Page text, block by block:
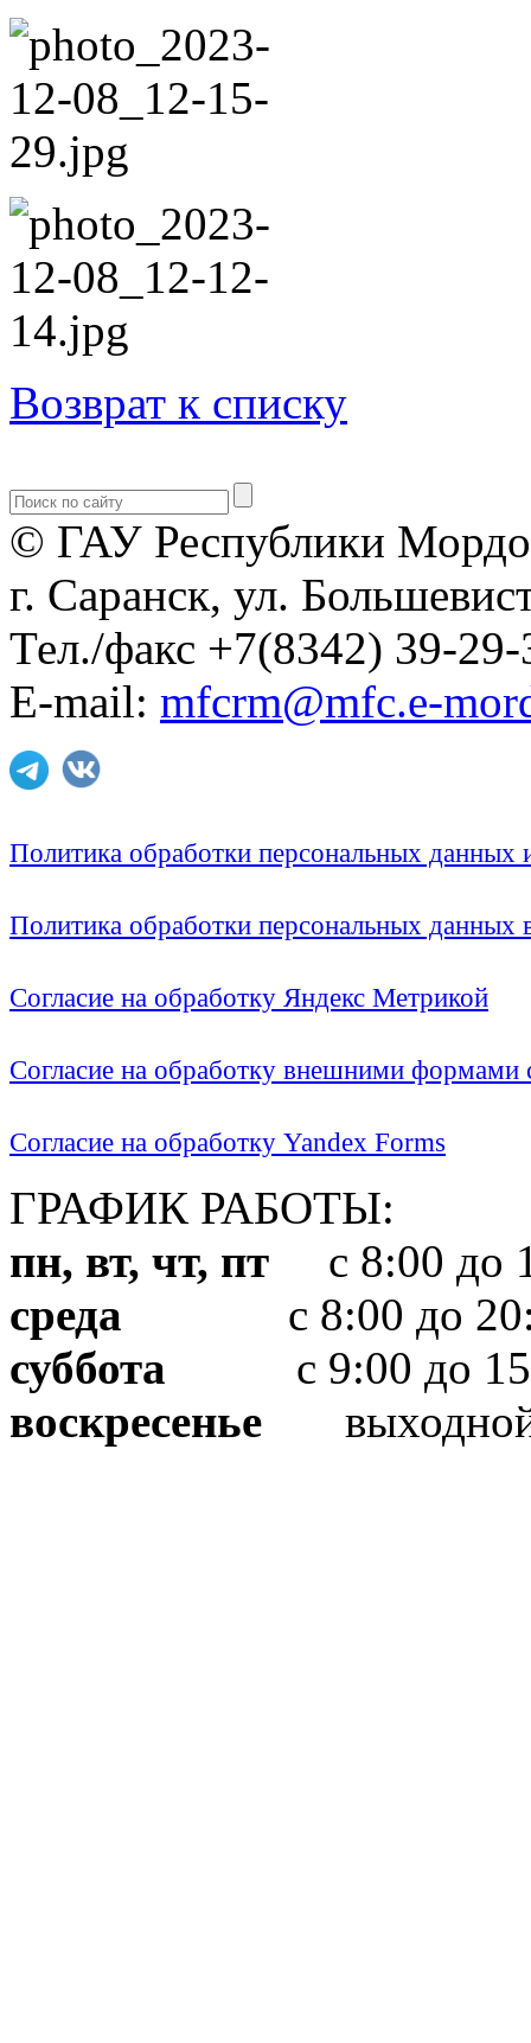
Возврат к списку
© ГАУ Республики
г. Саранск, ул.
Тел./факс +7(8342) 39-29-
E-mail: mfcrm@mfc.e-
Политика обработки персональных
Политика обработки персональных
Согласие на обработку Яндекс Метрикой
Согласие на обработку внешними формами
Согласие на обработку Yandex Forms
ГРАФИК РАБОТЫ:
пн, вт, чт, пт с 8:00 до
среда с 8:00 до
суббота с 9:00 до
воскресенье